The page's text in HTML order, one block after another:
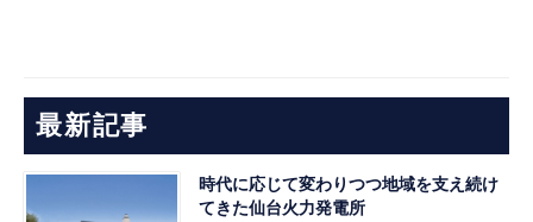
最新記事
時代に応じて変わりつつ地域を支え続け
てきた仙台火力発電所